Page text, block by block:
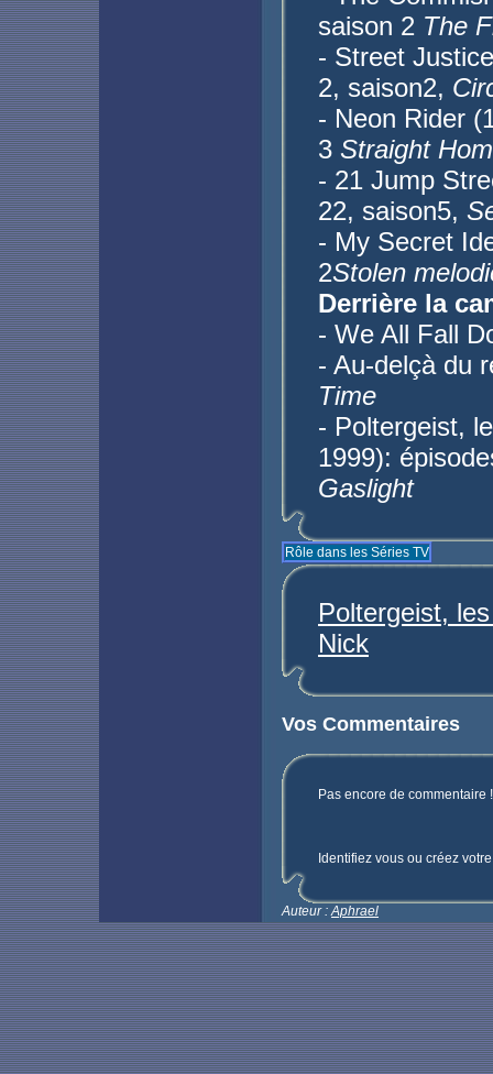
saison 2 The
- Street
2, saison2,
- Neon Rider
3 Straight
- 21 Jump
22, saison5,
- My Secret
2Stolen
Derrière la
- We All Fall
- Au-delçà du
Time
- Poltergeist,
1999):
Gaslight
Rôle dans les Séries TV
Poltergeist,
Nick
Vos Commentaires
Pas encore de commentaire
Identifiez vous ou créez
Auteur :Aphrael